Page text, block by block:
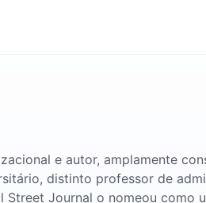
e autor, amplamente
distinto professor de
Journal o nomeou como